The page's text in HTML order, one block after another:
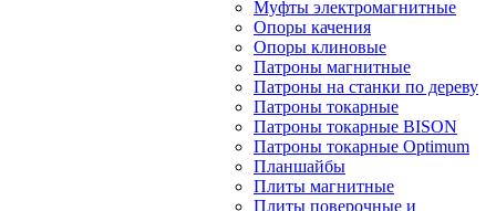
Муфты электромагнитные
Опоры качения
Опоры клиновые
Патроны магнитные
Патроны на станки по дереву
Патроны токарные
Патроны токарные BISON
Патроны токарные Optimum
Планшайбы
Плиты магнитные
Плиты поверочные и